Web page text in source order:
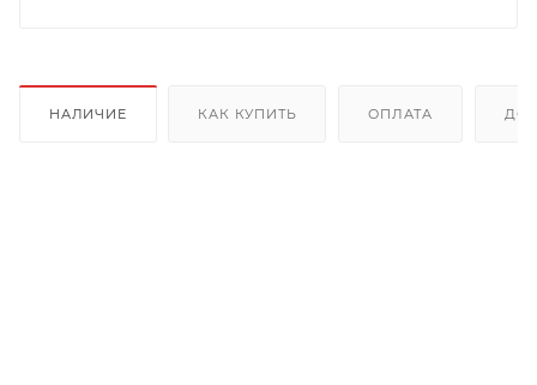
НАЛИЧИЕ КАК КУПИТЬ ОПЛАТА